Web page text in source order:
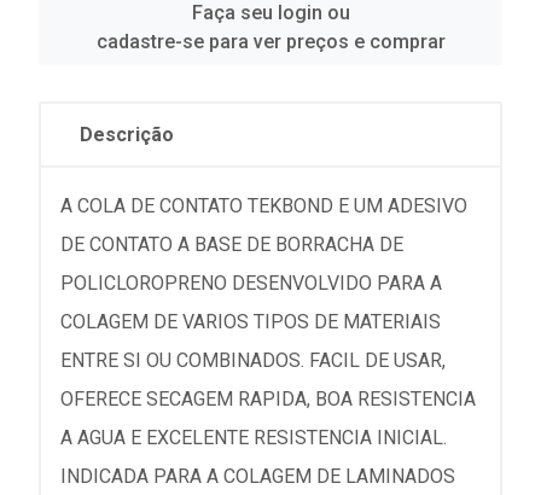
Faça seu login ou
cadastre-se para ver preços e comprar
Descrição
A COLA DE CONTATO TEKBOND E UM ADESIVO
DE CONTATO A BASE DE BORRACHA DE
POLICLOROPRENO DESENVOLVIDO PARA A
COLAGEM DE VARIOS TIPOS DE MATERIAIS
ENTRE SI OU COMBINADOS. FACIL DE USAR,
OFERECE SECAGEM RAPIDA, BOA RESISTENCIA
A AGUA E EXCELENTE RESISTENCIA INICIAL.
INDICADA PARA A COLAGEM DE LAMINADOS